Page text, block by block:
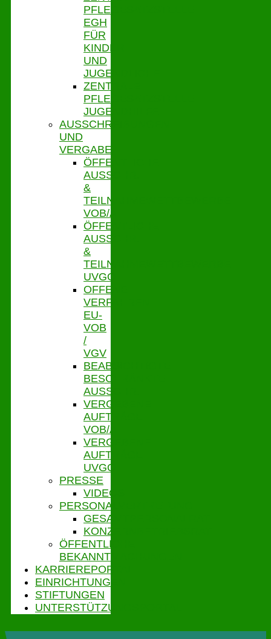
PFLEGESATZSTELLE
EGH
FÜR
KINDER
UND
JUGENDLICHE
ZENTRALE
PFLEGESATZSTELLE
JUGENDHILFE
AUSSCHREIBUNGEN
UND
VERGABE
ÖFFENTLICHE
AUSSCHR.
&
TEILNAHMEWETTBEWERBE
VOB/A
ÖFFENTLICHE
AUSSCHR.
&
TEILNAHMEWETTBEWERBE
UVGO
OFFENE
VERFAHREN
EU-
VOB
/
VGV
BEABSICHTIGTE
BESCHRÄNKTE
AUSSCHR.
VERGEBENE
AUFTRÄGE
VOB/A
VERGEBENE
AUFTRÄGE
UVGO
PRESSE
VIDEOS
PERSONALVERTRETUNG
GESAMTPERSONALRAT
KONZERNBETRIEBSRAT
ÖFFENTLICHE
BEKANNTMACHUNGEN
KARRIEREPORTAL
EINRICHTUNGEN
STIFTUNGEN
UNTERSTÜTZUNGSPORTAL